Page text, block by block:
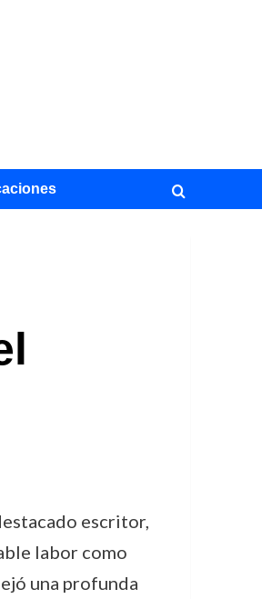
escritor,
labor como
una profunda